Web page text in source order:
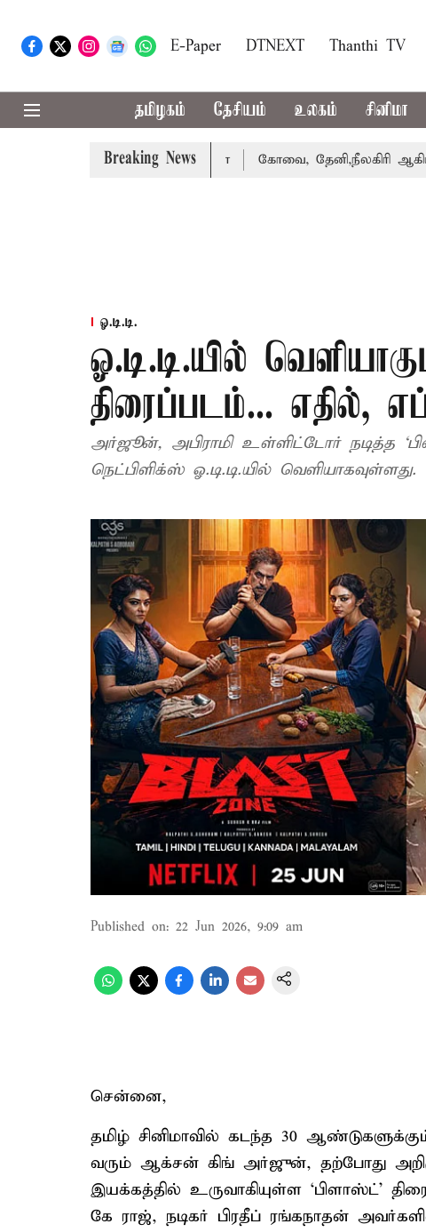
E-Paper DTNEXT Thanthi TV
தமிழகம் தேசியம் உலகம் சினிமா
Breaking News
வாபஸ் பெற்றார் சங்கீதா கோவை, தேனி,நீலகிரி ஆகிய
ஓ.டி.டி.
ஓ.டி.டி.யில்
திரைப்படம்... எதில்,
அர்ஜூன், அபிராமி உள்ளிட்டோர் நடித்த
நெட்பிளிக்ஸ் ஓ.டி.டி.யில் வெளியாகவுள்ளது.
Published on: 22 Jun 2026, 9:09 am
சென்னை,
தமிழ் சினிமாவில் கடந்த 30
வரும் ஆக்சன் கிங் அர்ஜுன், தற்போது
இயக்கத்தில் உருவாகியுள்ள ‘பிளாஸ்ட்’
கே ராஜ், நடிகர் பிரதீப் ரங்கநாதன்